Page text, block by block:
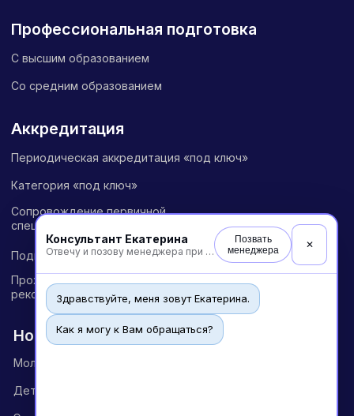
Консультант Екатерина
Отвечу и позову менеджера при необходимости
Позвать
менеджера
✕
Здравствуйте, меня зовут Екатерина.
Как я могу к Вам обращаться?
«Международный Центр Медицинского
Основные сведения
Структура и органы
управления